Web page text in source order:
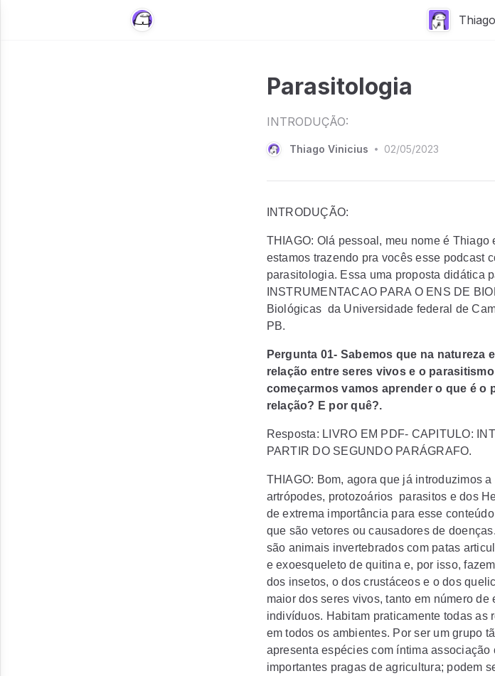
Parasitologia
INTRODUÇÃO:
Thiago Vinicius • 02/05/2023
INTRODUÇÃO:
THIAGO: Olá pessoal, meu nome é Thiago
estamos trazendo pra vocês esse podcast
parasitologia. Essa uma proposta didática
INSTRUMENTACAO PARA O ENS DE
Biológicas da Universidade federal de
PB.
Pergunta 01- Sabemos que na natureza
relação entre seres vivos e o
começarmos vamos aprender o que é o
relação? E por quê?.
Resposta: LIVRO EM PDF- CAPITULO:
PARTIR DO SEGUNDO PARÁGRAFO.
THIAGO: Bom, agora que já introduzimos
artrópodes, protozoários parasitos e dos
de extrema importância para esse
que são vetores ou causadores de
são animais invertebrados com patas
e exoesqueleto de quitina e, por isso,
dos insetos, o dos crustáceos e o dos
maior dos seres vivos, tanto em número
indivíduos. Habitam praticamente todas as
em todos os ambientes. Por ser um grupo
apresenta espécies com íntima associação
importantes pragas de agricultura; podem